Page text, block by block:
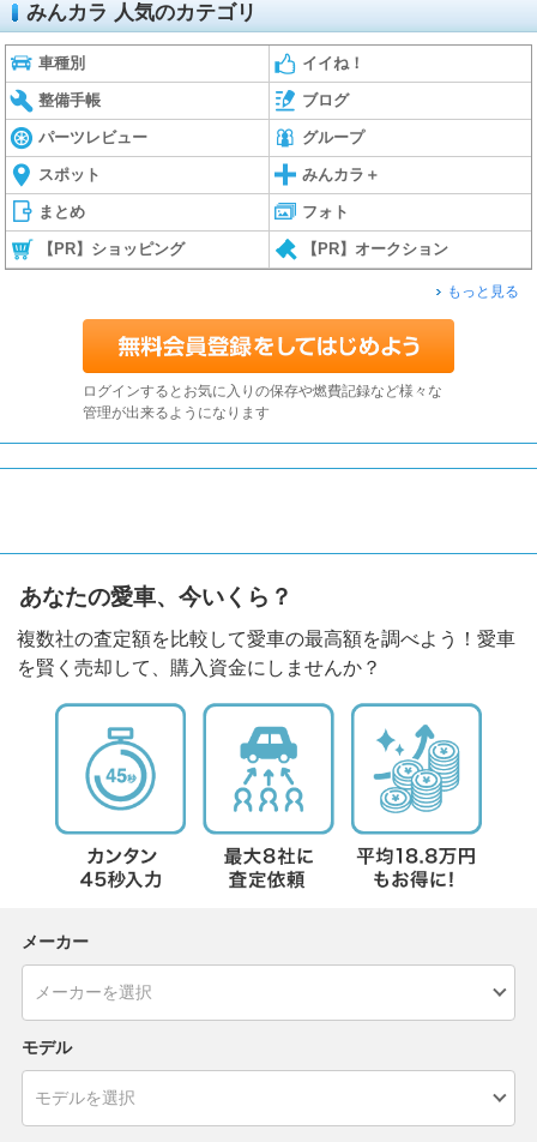
みんカラ 人気のカテゴリ
車種別 イイね！
整備手帳 ブログ
パーツレビュー グループ
スポット みんカラ＋
まとめ フォト
【PR】ショッピング 【PR】オークション
もっと見る
ログインするとお気に入りの保存や燃費記録など様々な
管理が出来るようになります
あなたの愛車、今いくら？
複数社の査定額を比較して愛車の最高額を調べよう！愛車
を賢く売却して、購入資金にしませんか？
メーカー
モデル